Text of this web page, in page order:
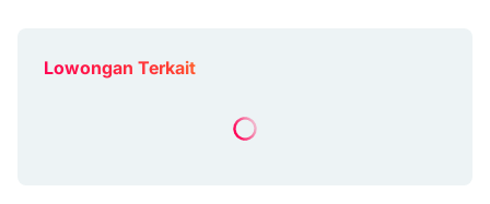
Lowongan Terkait